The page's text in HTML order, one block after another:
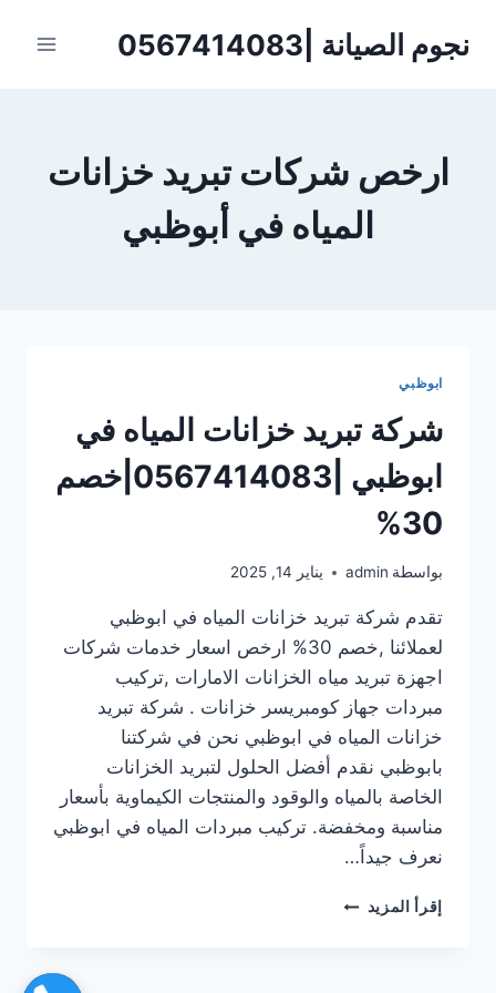
نجوم الصيانة |0567414083
ارخص شركات تبريد خزانات
المياه في أبوظبي
ابوظبي
شركة تبريد خزانات المياه في
ابوظبي |0567414083|خصم
30%
بواسطة admin يناير 14, 2025
تقدم شركة تبريد خزانات المياه في ابوظبي
لعملائنا ,خصم 30% ارخص اسعار خدمات شركات
اجهزة تبريد مياه الخزانات الامارات ,تركيب
مبردات جهاز كومبريسر خزانات . شركة تبريد
خزانات المياه في ابوظبي نحن في شركتنا
بابوظبي نقدم أفضل الحلول لتبريد الخزانات
الخاصة بالمياه والوقود والمنتجات الكيماوية بأسعار
مناسبة ومخفضة. تركيب مبردات المياه في ابوظبي
نعرف جيداً…
إقرأ المزيد شركة